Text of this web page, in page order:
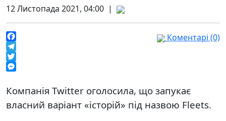
12 Листопада 2021, 04:00 |
Facebook
Telegram
Twitter
Коментарі (0)
Компанія Twitter оголосила, що запукає
власний варіант «історій» під назвою Fleets.